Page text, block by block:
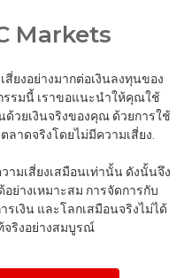
Markets
สี่ยงอย่างมากต่อเงินลงทุนของ
รมนี้ เราขอแนะนำให้คุณใช้
วยเงินจริงของคุณ ด้วยการใช้
าดจริงโดยไม่มีความเสี่ยง.
มเสี่ยงเสมือนเท่านั้น ดังนั้นจึง
ย่างเหมาะสม การจัดการกับ
เงิน และโลกเสมือนจริงไม่ได้
จริงอย่างสมบูรณ์